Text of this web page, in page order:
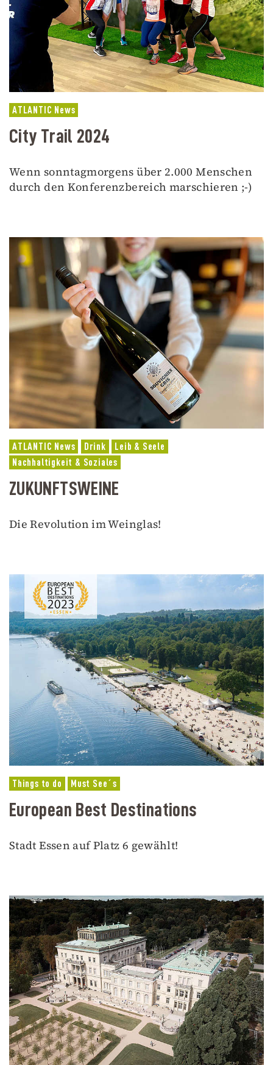
ATLANTIC News
City Trail 2024
Wenn sonntagmorgens über 2.000 Menschen
durch den Konferenzbereich marschieren ;-)
ATLANTIC News Drink
Leib & Seele
Nachhaltigkeit & Soziales
ZUKUNFTSWEINE
Die Revolution im Weinglas!
Things to do Must See´s
European Best Destinations
Stadt Essen auf Platz 6 gewählt!